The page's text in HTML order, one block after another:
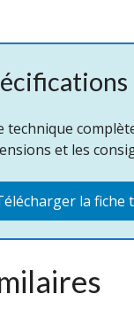
technique
et les
la fiche